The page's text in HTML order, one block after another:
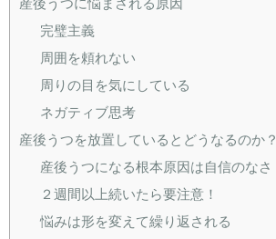
産後うつに悩まされる原因
完璧主義
周囲を頼れない
周りの目を気にしている
ネガティブ思考
産後うつを放置しているとどうなるのか？
産後うつになる根本原因は自信のなさ
２週間以上続いたら要注意！
悩みは形を変えて繰り返される